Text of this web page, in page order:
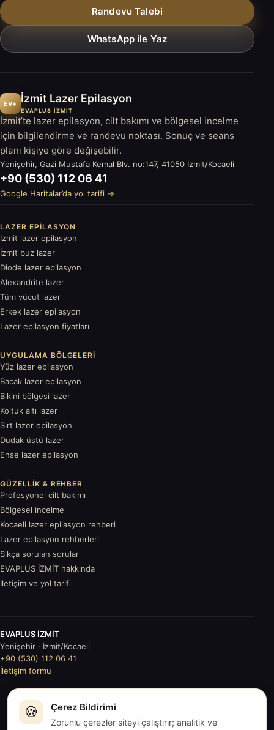
Randevu Talebi
WhatsApp ile Yaz
EV+ İzmit Lazer Epilasyon
EVAPLUS İZMİT
İzmit’te lazer epilasyon, cilt bakımı ve bölgesel incelme
için bilgilendirme ve randevu noktası. Sonuç ve seans
planı kişiye göre değişebilir.
Yenişehir, Gazi Mustafa Kemal Blv. no:147, 41050 İzmit/Kocaeli
+90 (530) 112 06 41
Google Haritalar’da yol tarifi →
LAZER EPILASYON
İzmit lazer epilasyon
İzmit buz lazer
Diode lazer epilasyon
Alexandrite lazer
Tüm vücut lazer
Erkek lazer epilasyon
Lazer epilasyon fiyatları
UYGULAMA BÖLGELERI
Yüz lazer epilasyon
Bacak lazer epilasyon
Bikini bölgesi lazer
Koltuk altı lazer
Sırt lazer epilasyon
Dudak üstü lazer
Ense lazer epilasyon
GÜZELLIK & REHBER
Profesyonel cilt bakımı
Bölgesel incelme
Kocaeli lazer epilasyon rehberi
Lazer epilasyon rehberleri
Sıkça sorulan sorular
EVAPLUS İZMİT hakkında
İletişim ve yol tarifi
EVAPLUS İZMİT
Yenişehir · İzmit/Kocaeli
+90 (530) 112 06 41
İletişim formu
© 2026 EVAPLUS İZMİT. Tüm hakları saklıdır.
bilgilendirmedir; tıbbi tavsiye değildir.
🍪 Çerez Bildirimi
Zorunlu çerezler siteyi çalıştırır; analitik ve